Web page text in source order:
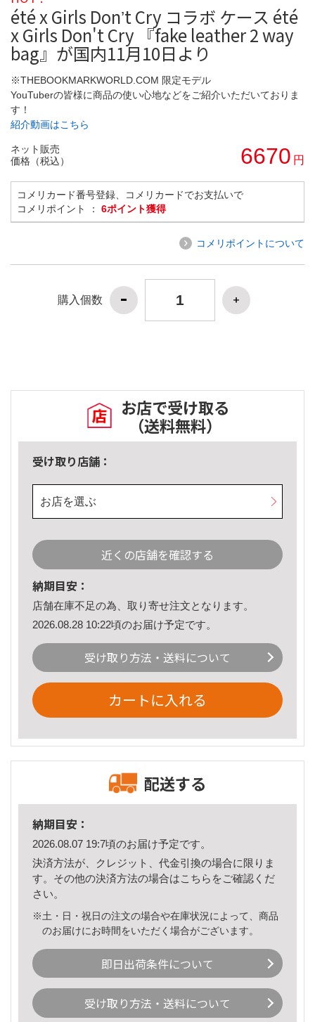
été x Girls Donʼt Cry コラボ ケース été
x Girls Don't Cry 『fake leather 2 way
bag』が国内11月10日より
※THEBOOKMARKWORLD.COM 限定モデル
YouTuberの皆様に商品の使い心地などをご紹介いただいておりま
す！
紹介動画はこちら
ネット販売
価格（税込）
6670 円
コメリカード番号登録、コメリカードでお支払いで
コメリポイント ： 6ポイント獲得
コメリポイントについて
購入個数
お店で受け取る
（送料無料）
受け取り店舗：
お店を選ぶ
近くの店舗を確認する
納期目安：
店舗在庫不足の為、取り寄せ注文となります。
2026.08.28 10:22頃のお届け予定です。
受け取り方法・送料について
カートに入れる
配送する
納期目安：
2026.08.07 19:7頃のお届け予定です。
決済方法が、クレジット、代金引換の場合に限りま
す。その他の決済方法の場合はこちら をご確認くだ
さい。
※土・日・祝日の注文の場合や在庫状況によって、商品
のお届けにお時間をいただく場合がございます。
即日出荷条件について
受け取り方法・送料について